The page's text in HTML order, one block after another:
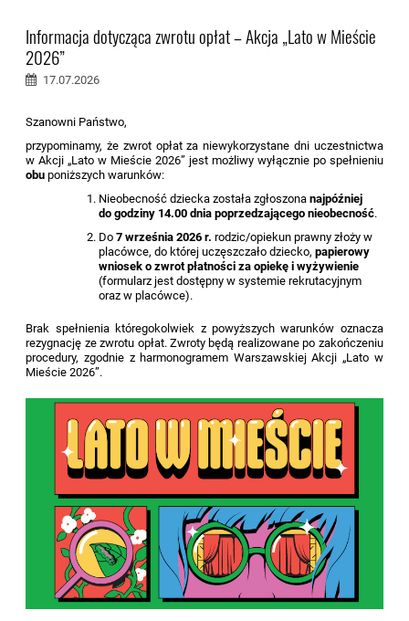
Informacja dotycząca zwrotu opłat – Akcja „Lato w Mieście
2026”
17.07.2026
Szanowni Państwo,
przypominamy, że zwrot opłat za niewykorzystane dni uczestnictwa
w Akcji „Lato w Mieście 2026” jest możliwy wyłącznie po spełnieniu
obu poniższych warunków:
Nieobecność dziecka została zgłoszonanajpóźniej
do godziny 14.00 dnia poprzedzającego nieobecność.
Do7 września 2026 r. rodzic/opiekun prawny złoży w
placówce, do której uczęszczało dziecko,papierowy
wniosek o zwrot płatności za opiekę i wyżywienie
(formularz jest dostępny w systemie rekrutacyjnym
oraz w placówce).
Brak spełnienia któregokolwiek z powyższych warunków oznacza
rezygnację ze zwrotu opłat. Zwroty będą realizowane po zakończeniu
procedury, zgodnie z harmonogramem Warszawskiej Akcji „Lato w
Mieście 2026”.